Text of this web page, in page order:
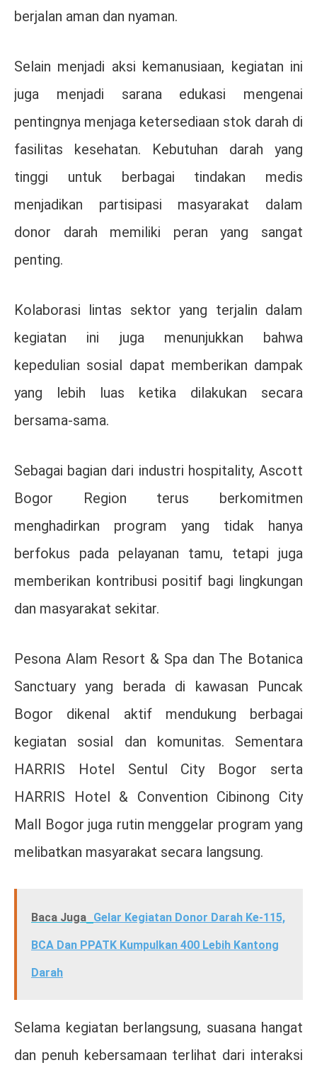
berjalan aman dan nyaman.
Selain menjadi aksi kemanusiaan, kegiatan ini
juga menjadi sarana edukasi mengenai
pentingnya menjaga ketersediaan stok darah di
fasilitas kesehatan. Kebutuhan darah yang
tinggi untuk berbagai tindakan medis
menjadikan partisipasi masyarakat dalam
donor darah memiliki peran yang sangat
penting.
Kolaborasi lintas sektor yang terjalin dalam
kegiatan ini juga menunjukkan bahwa
kepedulian sosial dapat memberikan dampak
yang lebih luas ketika dilakukan secara
bersama-sama.
Sebagai bagian dari industri hospitality, Ascott
Bogor Region terus berkomitmen
menghadirkan program yang tidak hanya
berfokus pada pelayanan tamu, tetapi juga
memberikan kontribusi positif bagi lingkungan
dan masyarakat sekitar.
Pesona Alam Resort & Spa dan The Botanica
Sanctuary yang berada di kawasan Puncak
Bogor dikenal aktif mendukung berbagai
kegiatan sosial dan komunitas. Sementara
HARRIS Hotel Sentul City Bogor serta
HARRIS Hotel & Convention Cibinong City
Mall Bogor juga rutin menggelar program yang
melibatkan masyarakat secara langsung.
Baca Juga Gelar Kegiatan Donor Darah Ke-115,
BCA Dan PPATK Kumpulkan 400 Lebih Kantong
Darah
Selama kegiatan berlangsung, suasana hangat
dan penuh kebersamaan terlihat dari interaksi